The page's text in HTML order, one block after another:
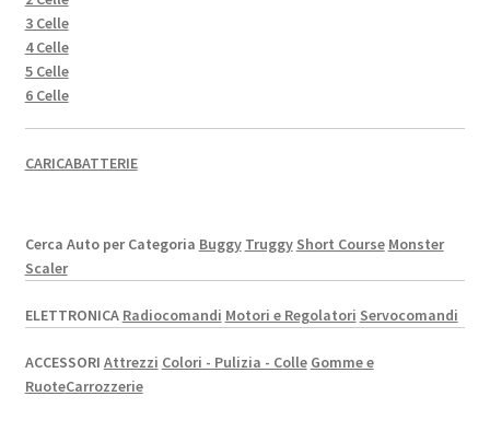
3 Celle
4 Celle
5 Celle
6 Celle
CARICABATTERIE
Cerca Auto per Categoria Buggy Truggy Short Course Monster
Scaler
ELETTRONICA Radiocomandi Motori e Regolatori Servocomandi
ACCESSORI Attrezzi Colori - Pulizia - Colle Gomme e
RuoteCarrozzerie